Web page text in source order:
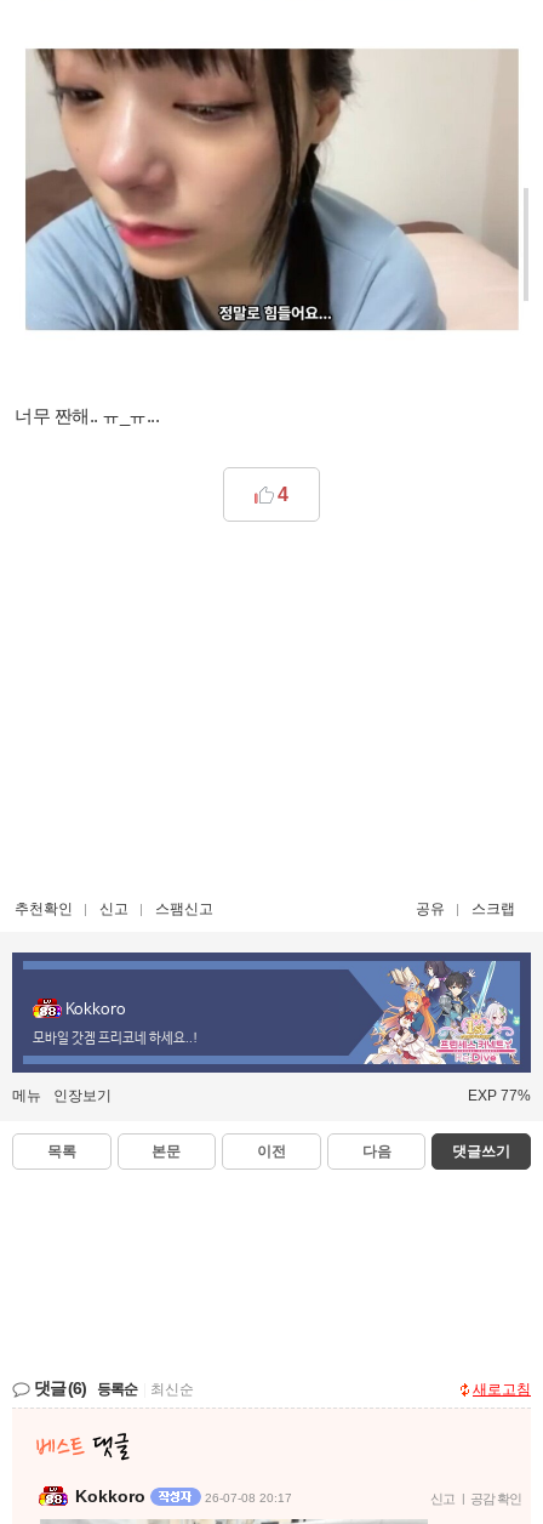
너무 짠해.. ㅠ_ㅠ...
4
추천확인 신고 스팸신고 공유 스크랩
Kokkoro
모바일 갓겜 프리코네 하세요..!
메뉴 인장보기 EXP 77%
목록 본문 이전 다음 댓글쓰기
댓글(6) 등록순 최신순 새로고침
Kokkoro 26-07-08 20:17 신고 | 공감 확인